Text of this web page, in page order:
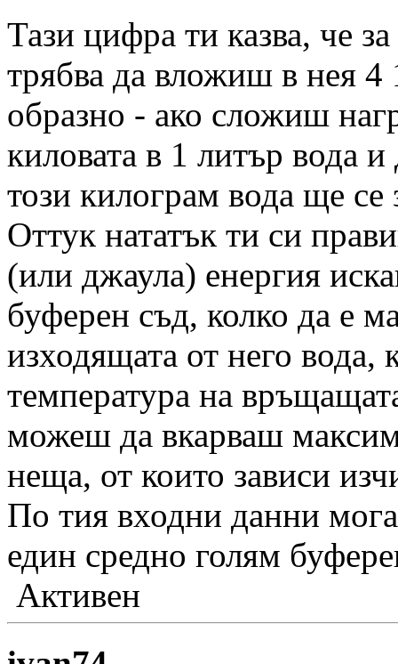
Тази цифра ти казва, че
трябва да вложиш в нея
образно - ако сложиш
киловата в 1 литър вода
този килограм вода ще се
Оттук нататък ти си
(или джаула) енергия
буферен съд, колко да е
изходящата от него
температура на
можеш да вкарваш
неща, от които зависи
По тия входни данни
един средно голям
Активен